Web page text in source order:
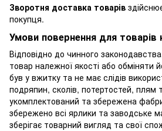
Зворотня доставка товарів
покупця.
Умови повернення для товарів
Відповідно до чинного
товар належної якості або обміняти
був у вжитку та не має слідів
подряпин, сколів, потертостей, плям
укомплектований та збережена
збережено всі ярлики та заводське
зберігає товарний вигляд та свої